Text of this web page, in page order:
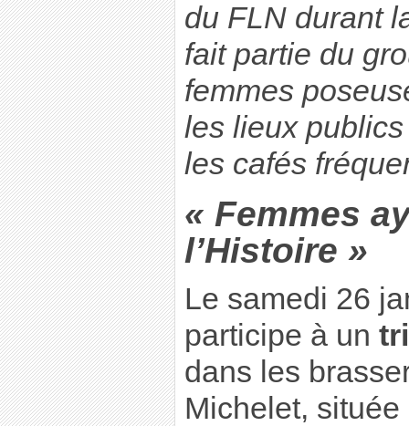
du FLN durant
fait partie du
femmes
les lieux publics
les cafés
« Femmes
l’Histoire »
Le samedi 26
participe à un
dans les
Michelet,